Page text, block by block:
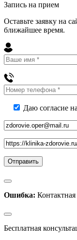
Запись на прием
Оставьте заявку на
ближайшее время.
Даю согласие
Ошибка:
Бесплатная